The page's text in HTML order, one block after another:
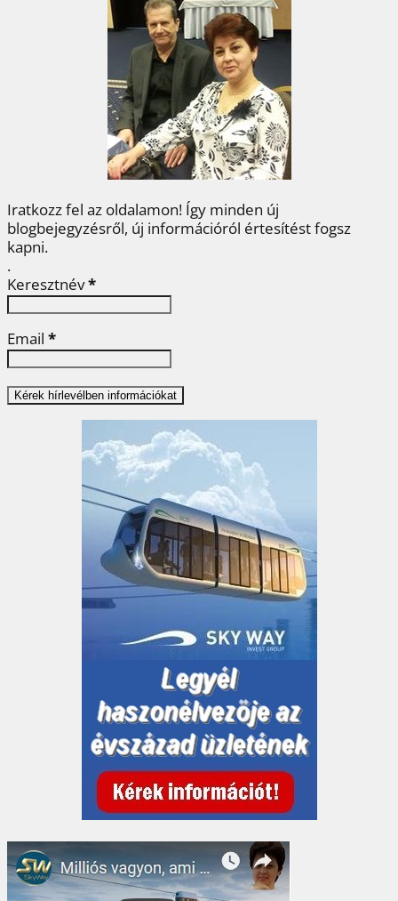
b
o
k
t
e
r
e
e
s
t
e
d
I
n
a
e
g
Iratkozz fel az oldalamon! Így minden új
blogbejegyzésről, új információról értesítést fogsz
kapni.
.
Keresztnév*
Email *